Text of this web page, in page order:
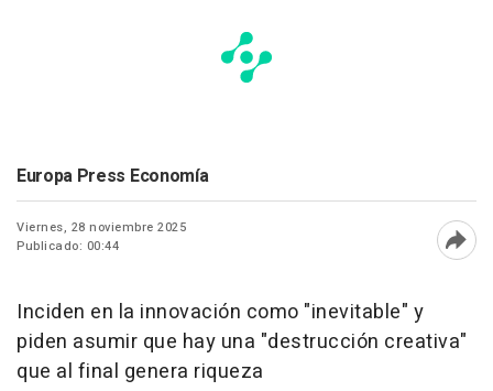
Europa Press Economía
Viernes, 28 noviembre 2025
Publicado: 00:44
Inciden en la innovación como "inevitable" y
piden asumir que hay una "destrucción creativa"
que al final genera riqueza